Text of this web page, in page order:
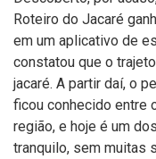
Roteiro do Jacaré
em um aplicativo de
constatou que o
jacaré. A partir daí, o
ficou conhecido entre
região, e hoje é um
tranquilo, sem muitas